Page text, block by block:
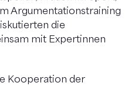
Argumentationstraining
die
mit Expertinnen
Kooperation der